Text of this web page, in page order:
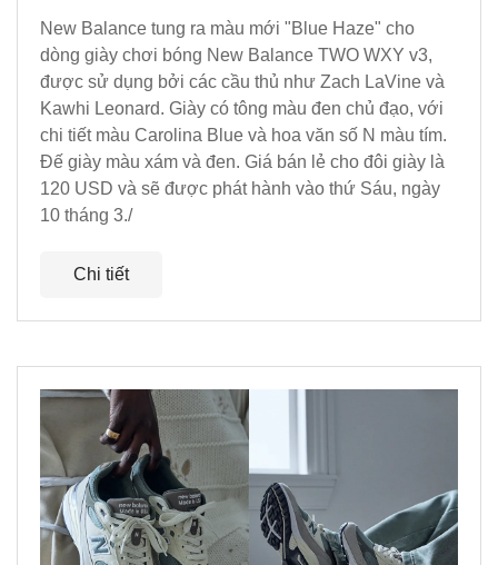
New Balance tung ra màu mới "Blue Haze" cho
dòng giày chơi bóng New Balance TWO WXY v3,
được sử dụng bởi các cầu thủ như Zach LaVine và
Kawhi Leonard. Giày có tông màu đen chủ đạo, với
chi tiết màu Carolina Blue và hoa văn số N màu tím.
Đế giày màu xám và đen. Giá bán lẻ cho đôi giày là
120 USD và sẽ được phát hành vào thứ Sáu, ngày
10 tháng 3./
Chi tiết